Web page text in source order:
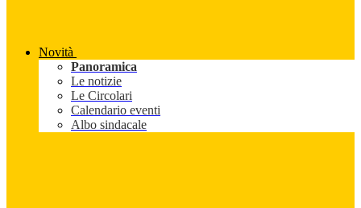
Novità
Panoramica
Le notizie
Le Circolari
Calendario eventi
Albo sindacale